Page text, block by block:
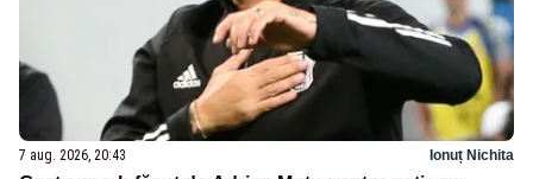
7 aug. 2026, 20:43 Ionuț Nichita